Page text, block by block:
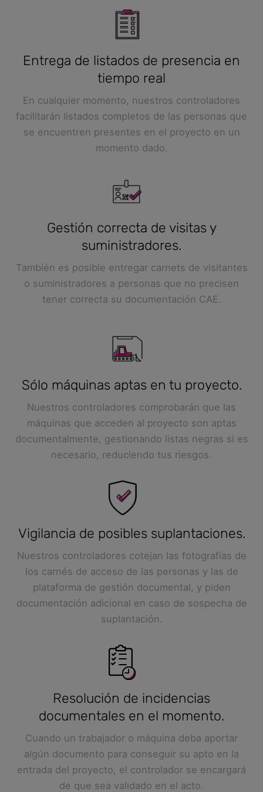
Entrega de listados de presencia en
tiempo real
En cualquier momento, nuestros controladores
facilitarán listados completos de las personas que
se encuentren presentes en el proyecto en un
momento dado.
Gestión correcta de visitas y
suministradores.
También es posible entregar carnets de visitantes
o suministradores a personas que no precisen
tener correcta su documentación CAE.
Sólo máquinas aptas en tu proyecto.
Nuestros controladores comprobarán que las
máquinas que acceden al proyecto son aptas
documentalmente, gestionando listas negras si es
necesario, reduciendo tus riesgos.
Vigilancia de posibles suplantaciones.
Nuestros controladores cotejan las fotografías de
los carnés de acceso de las personas y las de
plataforma de gestión documental, y piden
documentación adicional en caso de sospecha de
suplantación.
Resolución de incidencias
documentales en el momento.
Cuando un trabajador o máquina deba aportar
algún documento para conseguir su apto en la
entrada del proyecto, el controlador se encargará
de que sea validado en el acto.